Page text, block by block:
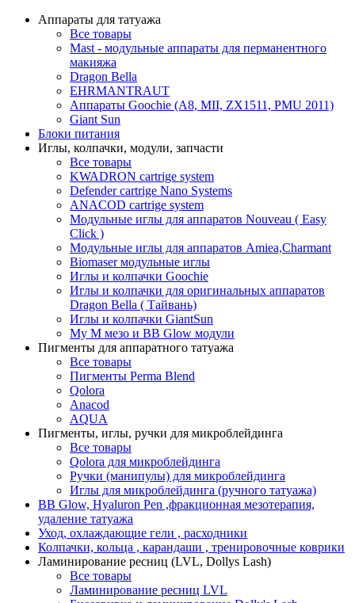
Аппараты для татуажа
Все товары
Mast - модульные аппараты для перманентного
макияжа
Dragon Bella
EHRMANTRAUT
Аппараты Goochie (A8, MII, ZX1511, PMU 2011)
Giant Sun
Блоки питания
Иглы, колпачки, модули, запчасти
Все товары
KWADRON cartrige system
Defender cartrige Nano Systems
ANACOD cartrige system
Модульные иглы для аппаратов Nouveau ( Easy
Click )
Модульные иглы для аппаратов Amiea,Charmant
Biomaser модульные иглы
Иглы и колпачки Goochie
Иглы и колпачки для оригинальных аппаратов
Dragon Bella ( Тайвань)
Иглы и колпачки GiantSun
My M мезо и BB Glow модули
Пигменты для аппаратного татуажа
Все товары
Пигменты Perma Blend
Qolora
Anacod
AQUA
Пигменты, иглы, ручки для микроблейдинга
Все товары
Qolora для микроблейдинга
Ручки (манипулы) для микроблейдинга
Иглы для микроблейдинга (ручного татуажа)
BB Glow, Hyaluron Pen ,фракционная мезотерапия,
удаление татуажа
Уход, охлаждающие гели , расходники
Колпачки, кольца , карандаши , тренировочные коврики
Ламинирование ресниц (LVL, Dollys Lash)
Все товары
Ламинирование ресниц LVL